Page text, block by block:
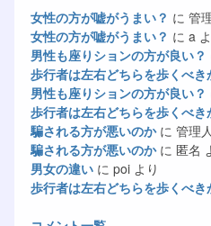
女性の方が嘘がうまい？ に 管
女性の方が嘘がうまい？ に a
男性も座りションの方が良い？
歩行者は左右どちらを歩くべき
男性も座りションの方が良い？
歩行者は左右どちらを歩くべき
騙される方が悪いのかに 管理人
騙される方が悪いのかに 匿名
男女の違いに poiより
歩行者は左右どちらを歩くべき